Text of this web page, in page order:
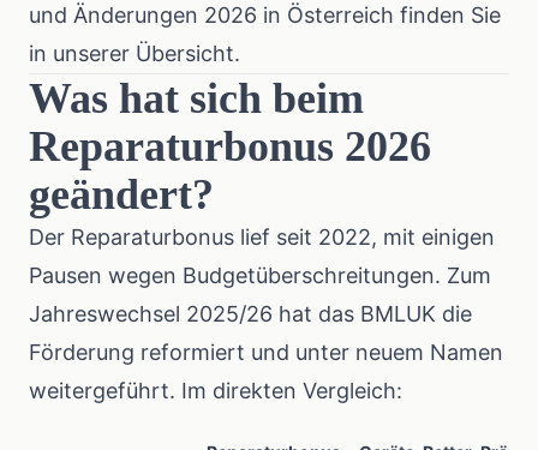
und Änderungen 2026 in Österreich finden Sie
in unserer Übersicht.
Was hat sich beim
Reparaturbonus 2026
geändert?
Der Reparaturbonus lief seit 2022, mit einigen
Pausen wegen Budgetüberschreitungen. Zum
Jahreswechsel 2025/26 hat das BMLUK die
Förderung reformiert und unter neuem Namen
weitergeführt. Im direkten Vergleich: